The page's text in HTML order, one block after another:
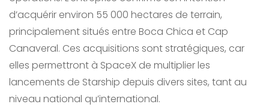
d’acquérir environ 55 000 hectares de terrain,
principalement situés entre Boca Chica et Cap
Canaveral. Ces acquisitions sont stratégiques, car
elles permettront à SpaceX de multiplier les
lancements de Starship depuis divers sites, tant au
niveau national qu’international.